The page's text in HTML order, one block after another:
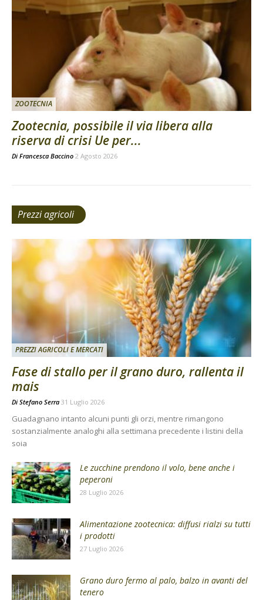
ZOOTECNIA
Zootecnia, possibile il via libera alla
riserva di crisi Ue per...
Di Francesca Baccino 2 Agosto 2026
Prezzi agricoli
PREZZI AGRICOLI E MERCATI
Fase di stallo per il grano duro, rallenta il
mais
Di Stefano Serra 31 Luglio 2026
Guadagnano intanto alcuni punti gli orzi, mentre rimangono
sostanzialmente analoghi alla settimana precedente i listini della
soia
Le zucchine prendono il volo, bene anche i
peperoni
28 Luglio 2026
Alimentazione zootecnica: diffusi rialzi su tutti
i prodotti
27 Luglio 2026
Grano duro fermo al palo, balzo in avanti del
tenero